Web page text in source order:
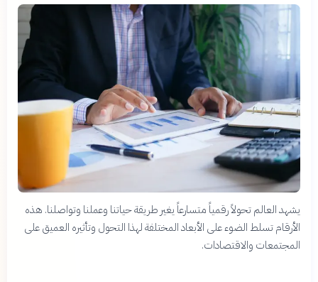
يشهد العالم تحولاً رقمياً متسارعاً يغير طريقة حياتنا وعملنا وتواصلنا. هذه
الأرقام تسلط الضوء على الأبعاد المختلفة لهذا التحول وتأثيره العميق على
المجتمعات والاقتصادات.